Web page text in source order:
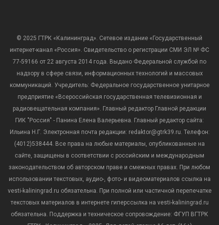
© 2025 ГТРК «Калининград». Сетевое издание «Государственный
интернет-канал «Россия». Свидетельство о регистрации СМИ ЭЛ № ФС
77-59166 от 22 августа 2014 года. Выдано Федеральной службой по
надзору в сфере связи, информационных технологий и массовых
коммуникаций. Учредитель: Федеральное государственное унитарное
предприятие «Всероссийская государственная телевизионная и
радиовещательная компания». Главный редактор Главной редакции
ГИК "Россия" - Панина Елена Валерьевна. Главный редактор сайта:
Ильина Н.Г. Электронная почта редакции: redaktor@gtrk39.ru. Телефон:
(4012)538444. Все права на любые материалы, опубликованные на
сайте, защищены в соответствии с российским и международным
законодательством об авторском праве и смежных правах. При любом
использовании текстовых, аудио-, фото- и видеоматериалов ссылка на
vesti-kaliningrad.ru обязательна. При полной или частичной перепечатке
текстовых материалов в интернете гиперссылка на vesti-kaliningrad.ru
обязательна. Поддержка и техническое сопровождение: ФГУП ВГТРК